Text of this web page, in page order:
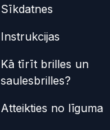
Sīkdatnes
Instrukcijas
Kā tīrīt brilles un
saulesbrilles?
Atteikties no līguma